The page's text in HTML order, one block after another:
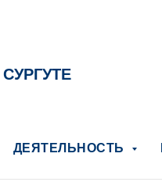
ДЕЯТЕЛЬНОСТЬ